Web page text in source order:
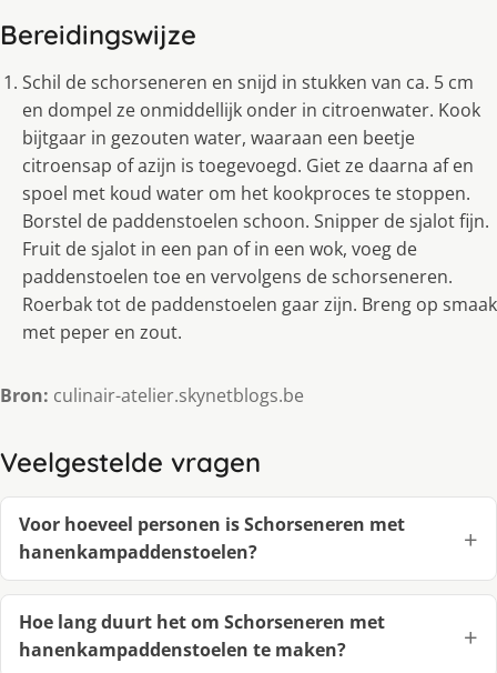
Bereidingswijze
Schil de schorseneren en snijd in stukken van ca. 5 cm
en dompel ze onmiddellijk onder in citroenwater. Kook
bijtgaar in gezouten water, waaraan een beetje
citroensap of azijn is toegevoegd. Giet ze daarna af en
spoel met koud water om het kookproces te stoppen.
Borstel de paddenstoelen schoon. Snipper de sjalot fijn.
Fruit de sjalot in een pan of in een wok, voeg de
paddenstoelen toe en vervolgens de schorseneren.
Roerbak tot de paddenstoelen gaar zijn. Breng op smaak
met peper en zout.
Bron: culinair-atelier.skynetblogs.be
Veelgestelde vragen
Voor hoeveel personen is Schorseneren met
hanenkampaddenstoelen?
Hoe lang duurt het om Schorseneren met
hanenkampaddenstoelen te maken?